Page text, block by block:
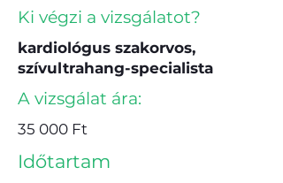
Ki végzi a vizsgálatot?
kardiológus szakorvos,
szívultrahang-specialista
A vizsgálat ára:
35 000 Ft
Időtartam